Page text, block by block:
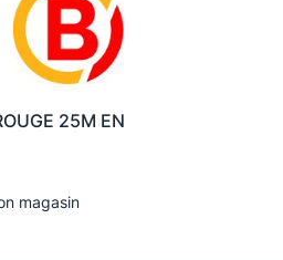
25M EN
magasin